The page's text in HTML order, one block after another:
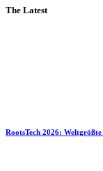
The Latest
RootsTech 2026: